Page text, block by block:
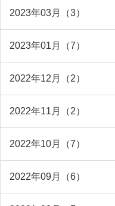
2023年03月（3）
2023年01月（7）
2022年12月（2）
2022年11月（2）
2022年10月（7）
2022年09月（6）